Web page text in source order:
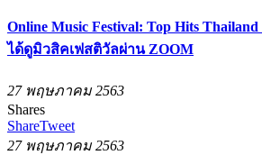
Online Music Festival: Top Hits
ได้ดูมิวสิคเฟสติวัลผ่าน ZOOM
27 พฤษภาคม 2563
Shares
ShareTweet
27 พฤษภาคม 2563